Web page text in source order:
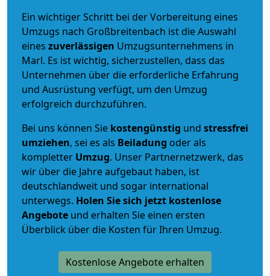
Ein wichtiger Schritt bei der Vorbereitung eines
Umzugs nach Großbreitenbach ist die Auswahl
eines zuverlässigen Umzugsunternehmens in
Marl. Es ist wichtig, sicherzustellen, dass das
Unternehmen über die erforderliche Erfahrung
und Ausrüstung verfügt, um den Umzug
erfolgreich durchzuführen.
Bei uns können Sie kostengünstig und stressfrei
umziehen, sei es als Beiladung oder als
kompletter Umzug. Unser Partnernetzwerk, das
wir über die Jahre aufgebaut haben, ist
deutschlandweit und sogar international
unterwegs. Holen Sie sich jetzt kostenlose
Angebote und erhalten Sie einen ersten
Überblick über die Kosten für Ihren Umzug.
Kostenlose Angebote erhalten